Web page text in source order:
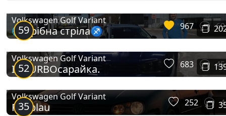
59
Volkswagen Golf Variant
🌐Срібна стріла♐ 967 69
52
Volkswagen Golf Variant
IV TURBOсарайка. 683 45
35
Volkswagen Golf Variant
Perlblau 252 4